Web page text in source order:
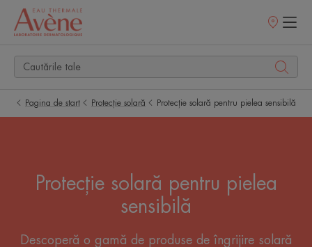
Retailerii
Pagina de start Protecție solară Protecție solară pentru pielea sensibilă
Protecție solară pentru pielea
sensibilă
Descoperă o gamă de produse de îngrijire solară